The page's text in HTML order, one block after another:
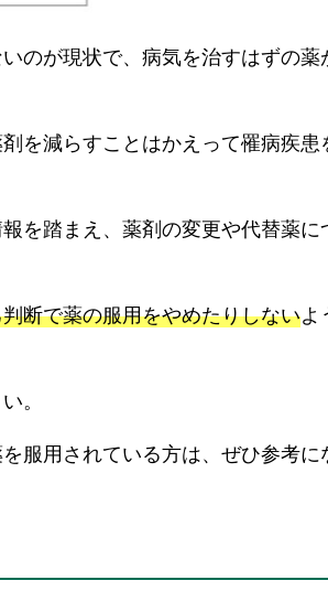
のが現状で、病気を治すはずの薬
を減らすことはかえって罹病疾患
を踏まえ、薬剤の変更や代替薬に
断で薬の服用をやめたりしないよ
。
服用されている方は、ぜひ参考に